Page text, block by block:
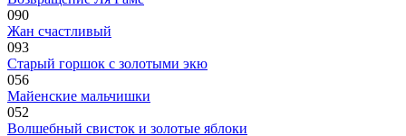
090
Жан счастливый
093
Старый горшок с золотыми экю
056
Майенские мальчишки
052
Волшебный свисток и золотые яблоки